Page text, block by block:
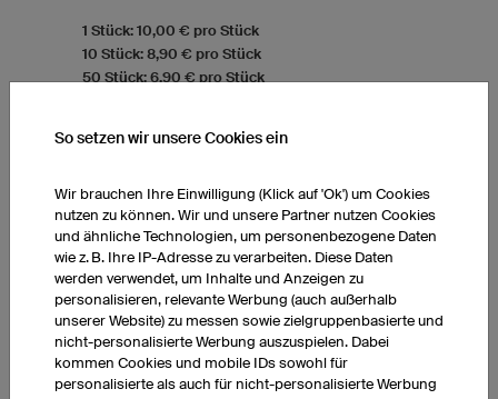
1 Stück: 10,00 € pro Stück
10 Stück: 8,90 € pro Stück
50 Stück: 6,90 € pro Stück
WEITERE PRODUKTE AUS UNSEREM SORTIMENT
eSport Trikots Damen eSport Trikots Herren
eSport Trikots Kinder
So setzen wir unsere Cookies ein
Wir brauchen Ihre Einwilligung (Klick auf 'Ok') um Cookies
nutzen zu können. Wir und unsere Partner nutzen Cookies
und ähnliche Technologien, um personenbezogene Daten
wie z. B. Ihre IP-Adresse zu verarbeiten. Diese Daten
werden verwendet, um Inhalte und Anzeigen zu
personalisieren, relevante Werbung (auch außerhalb
unserer Website) zu messen sowie zielgruppenbasierte und
nicht-personalisierte Werbung auszuspielen. Dabei
kommen Cookies und mobile IDs sowohl für
personalisierte als auch für nicht-personalisierte Werbung